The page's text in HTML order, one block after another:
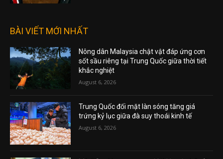
BÀI VIẾT MỚI NHẤT
Nông dân Malaysia chật vật đáp ứng cơn
sốt sầu riêng tại Trung Quốc giữa thời tiết
khắc nghiệt
August 6, 2026
Trung Quốc đối mặt làn sóng tăng giá
trứng kỷ lục giữa đà suy thoái kinh tế
August 6, 2026